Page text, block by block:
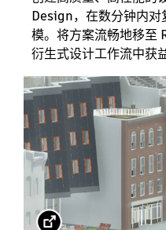
Design，在数分钟内
模。将方案流畅地移至
衍生式设计工作流中获益